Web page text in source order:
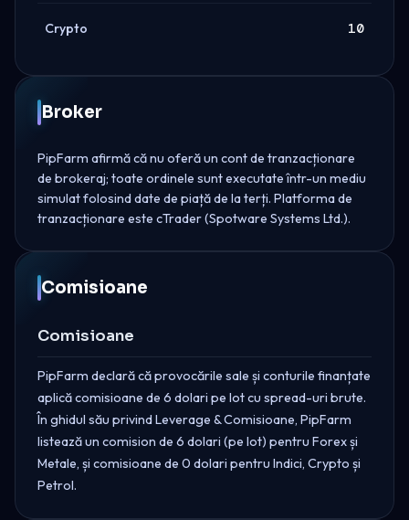
Crypto 10
Broker
PipFarm afirmă că nu oferă un cont de tranzacționare
de brokeraj; toate ordinele sunt executate într-un mediu
simulat folosind date de piață de la terți. Platforma de
tranzacționare este cTrader (Spotware Systems Ltd.).
Comisioane
Comisioane
PipFarm declară că provocările sale și conturile finanțate
aplică comisioane de 6 dolari pe lot cu spread-uri brute.
În ghidul său privind Leverage & Comisioane, PipFarm
listează un comision de 6 dolari (pe lot) pentru Forex și
Metale, și comisioane de 0 dolari pentru Indici, Crypto și
Petrol.